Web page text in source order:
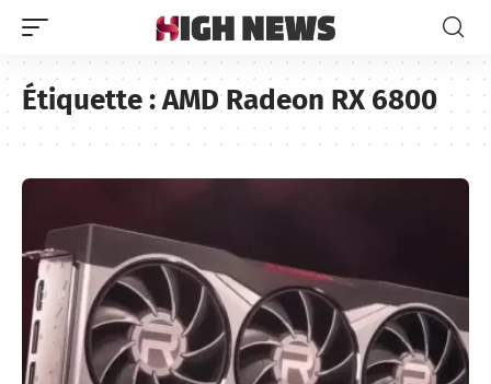
Étiquette :AMD Radeon RX 6800